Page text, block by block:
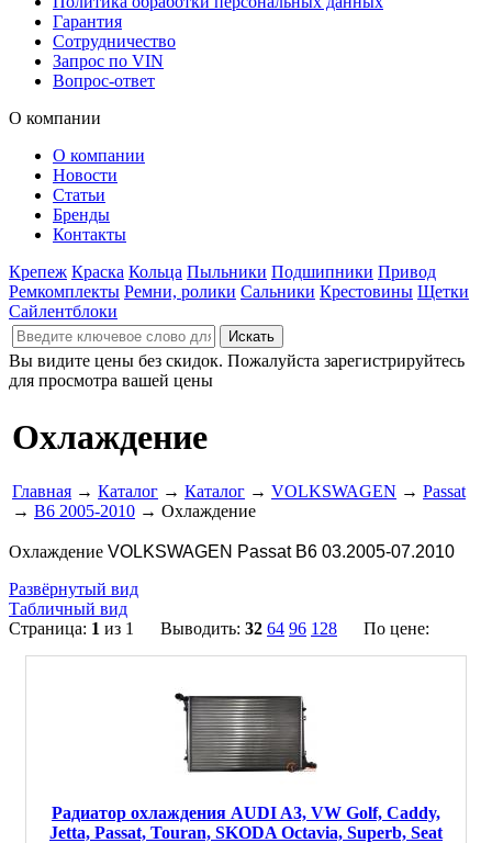
Гарантия
Сотрудничество
Запрос по VIN
Вопрос-ответ
О компании
О компании
Новости
Статьи
Бренды
Контакты
Крепеж Краска Кольца Пыльники Подшипники Привод
Ремкомплекты Ремни, ролики Сальники Крестовины Щетки
Сайлентблоки
Вы видите цены без скидок. Пожалуйста зарегистрируйтесь
для просмотра вашей цены
Охлаждение
Главная → Каталог → Каталог → VOLKSWAGEN → Passat
→ B6 2005-2010 → Охлаждение
Охлаждение VOLKSWAGEN Passat B6 03.2005-07.2010
Развёрнутый вид
Табличный вид
Страница: 1 из 1 Выводить: 32 64 96 128 По цене:
Радиатор охлаждения AUDI A3, VW Golf, Caddy,
Jetta, Passat, Touran, SKODA Octavia, Superb, Seat